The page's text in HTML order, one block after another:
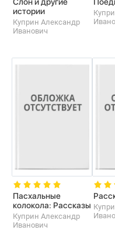
истории
Куприн Александр
Иванович
Пасхальные
колокола: Рассказы
Куприн Александр
Иванович